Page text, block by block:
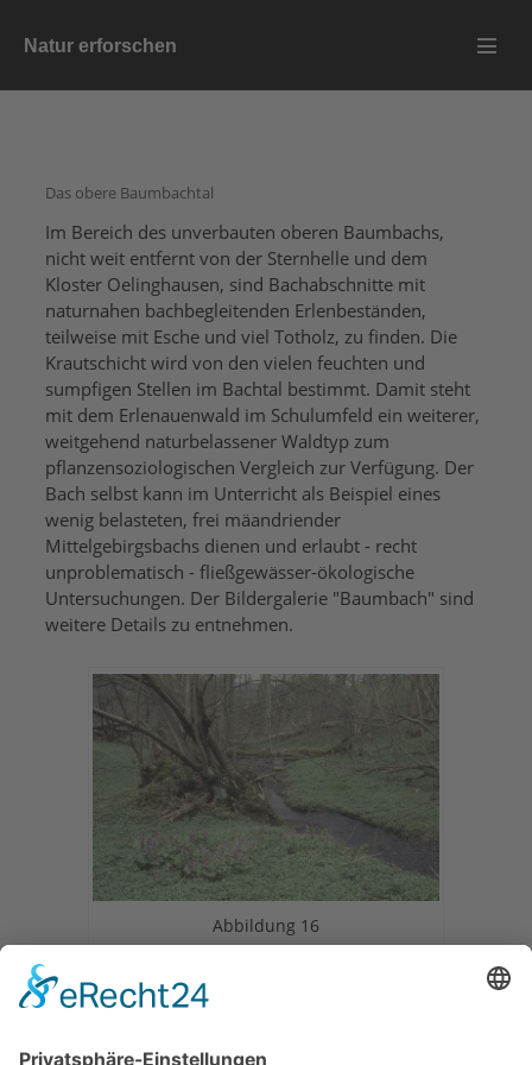
InhaltNatur erforschen
Das obere Baumbachtal
Im Bereich des unverbauten oberen Baumbachs,
nicht weit entfernt von der Sternhelle und dem
Kloster Oelinghausen, sind Bachabschnitte mit
naturnahen bachbegleitenden Erlenbeständen,
teilweise mit Esche und viel Totholz, zu finden. Die
Krautschicht wird von den vielen feuchten und
sumpfigen Stellen im Bachtal bestimmt. Damit steht
mit dem Erlenauenwald im Schulumfeld ein weiterer,
weitgehend naturbelassener Waldtyp zum
pflanzensoziologischen Vergleich zur Verfügung. Der
Bach selbst kann im Unterricht als Beispiel eines
wenig belasteten, frei mäandriender
Mittelgebirgsbachs dienen und erlaubt - recht
unproblematisch - fließgewässer-ökologische
Untersuchungen. Der Bildergalerie "Baumbach" sind
weitere Details zu entnehmen.
Abbildung 16